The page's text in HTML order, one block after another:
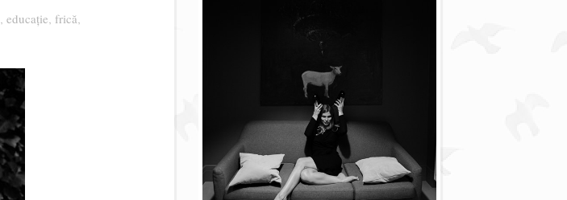
, educație, frică,